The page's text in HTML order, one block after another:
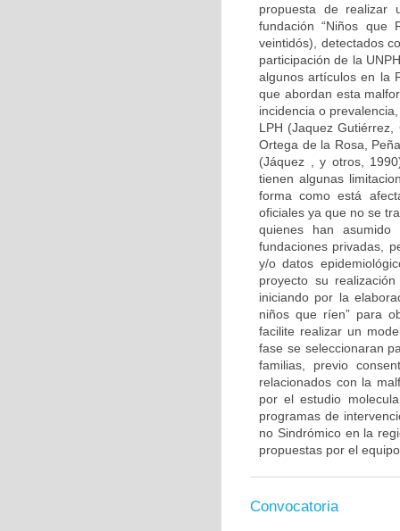
propuesta de realizar
fundación “Niños que
veintidós), detectados
participación de la
algunos artículos en la
que abordan esta
incidencia o
LPH (Jaquez
Ortega de la Rosa,
(Jáquez , y otros,
tienen algunas
forma como está
oficiales ya que no se
quienes han
fundaciones privadas,
y/o datos
proyecto su
iniciando por la
niños que ríen” para
facilite realizar un
fase se seleccionaran
familias, previo
relacionados con la
por el estudio
programas de
no Sindrómico en la
propuestas por el
Convocatoria